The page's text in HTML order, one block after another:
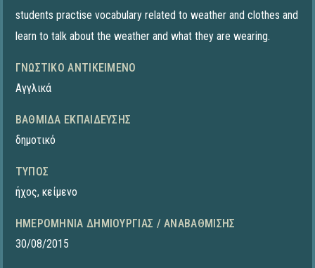
students practise vocabulary related to weather and clothes and
learn to talk about the weather and what they are wearing.
ΓΝΩΣΤΙΚΌ ΑΝΤΙΚΕΊΜΕΝΟ
Αγγλικά
ΒΑΘΜΊΔΑ ΕΚΠΑΊΔΕΥΣΗΣ
δημοτικό
ΤΎΠΟΣ
ήχος, κείμενο
ΗΜΕΡΟΜΗΝΊΑ ΔΗΜΙΟΥΡΓΊΑΣ / ΑΝΑΒΆΘΜΙΣΗΣ
30/08/2015